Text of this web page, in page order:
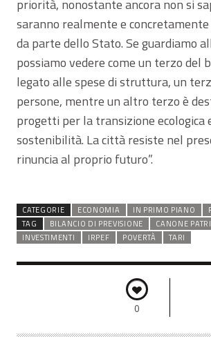
priorità, nonostante ancora non si
saranno realmente e
da parte dello Stato. Se guardiamo
possiamo vedere come un terzo del
legato alle spese di struttura, un
persone, mentre un altro terzo è
progetti per la transizione ecologica
sostenibilità. La città resiste nel
rinuncia al proprio futuro”.
CATEGORIE ECONOMIA IN PRIMO PIANO
TAG
BILANCIO DI PREVISIONE
CANONE
INVESTIMENTI
IRPEF POVERTÀ TARI
0